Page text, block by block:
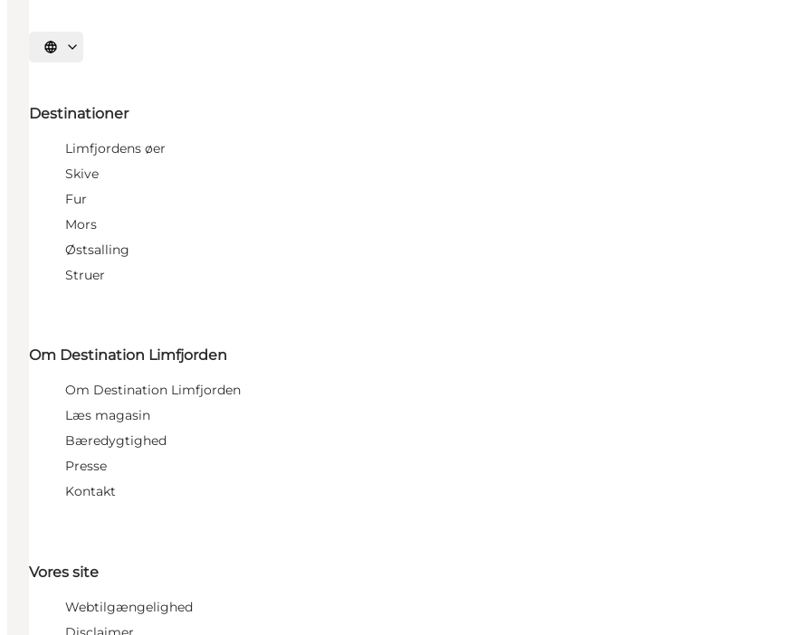
Vælg sprog
Destinationer
Limfjordens øer
Skive
Fur
Mors
Østsalling
Struer
Om Destination Limfjorden
Om Destination Limfjorden
Læs magasin
Bæredygtighed
Presse
Kontakt
Vores site
Webtilgængelighed